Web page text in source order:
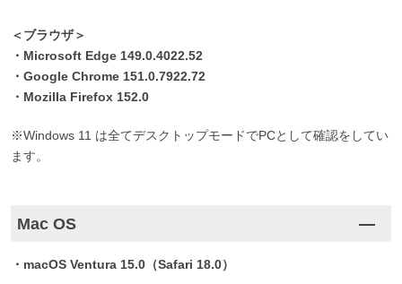
＜ブラウザ＞
・Microsoft Edge 149.0.4022.52
・Google Chrome 151.0.7922.72
・Mozilla Firefox 152.0
※Windows 11 は全てデスクトップモードでPCとして確認をしてい
ます。
Mac OS
・macOS Ventura 15.0（Safari 18.0）